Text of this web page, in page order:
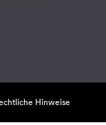
Hinweise